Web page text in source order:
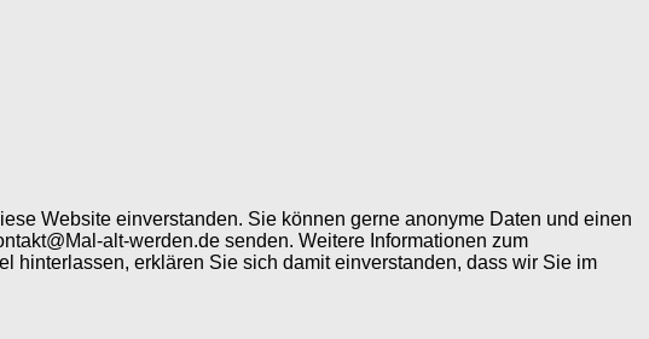
Website einverstanden. Sie können gerne anonyme Daten und einen
alt-werden.de senden. Weitere Informationen zum
hinterlassen, erklären Sie sich damit einverstanden, dass wir Sie im